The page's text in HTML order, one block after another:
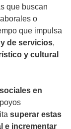
que buscan
o
que impulsa
de servicios,
y cultural
en
superar estas
e incrementar